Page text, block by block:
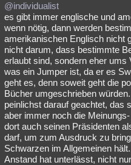
@individualist
es gibt immer englische und
wenn nötig, dann werden
amerikanischen Englisch nicht
nicht darum, dass bestimmte
erlaubt sind, sondern eher ums
was ein Jumper ist, da er es
geht es, denn soweit geht die
Bücher umgeschrieben
peinlichst darauf geachtet, das
aber immer noch die
dort auch seinen Präsidenten
darf, um zum Ausdruck zu
Schwarzen im Allgemeinen
Anstand hat unterlässt, nicht